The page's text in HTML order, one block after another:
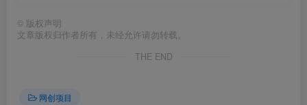
© 版权声明
文章版权归作者所有，未经允许请勿转载。
THE END
网创项目